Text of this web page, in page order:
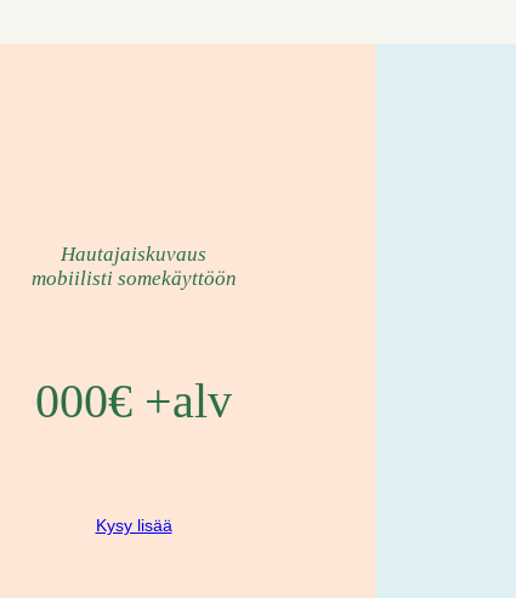
Hautajaiskuvaus
mobiilisti somekäyttöön
000€ +alv
Kysy lisää